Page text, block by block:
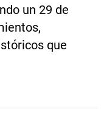
un 29 de
que